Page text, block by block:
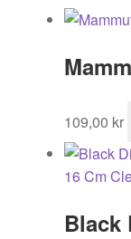
109,00 kr
Black